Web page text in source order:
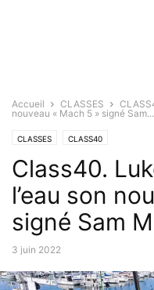
Accueil CLASSES
nouveau « Mach 5 » signé Sam...
CLASSES CLASS40
Class40.
l’eau son
signé Sam
3 juin 2022